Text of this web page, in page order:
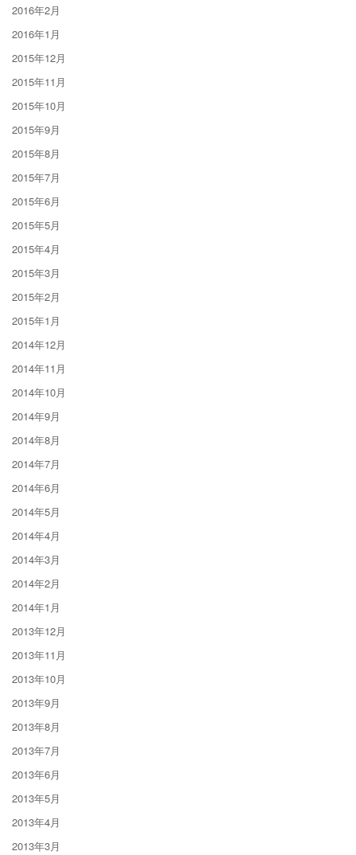
2016年2月
2016年1月
2015年12月
2015年11月
2015年10月
2015年9月
2015年8月
2015年7月
2015年6月
2015年5月
2015年4月
2015年3月
2015年2月
2015年1月
2014年12月
2014年11月
2014年10月
2014年9月
2014年8月
2014年7月
2014年6月
2014年5月
2014年4月
2014年3月
2014年2月
2014年1月
2013年12月
2013年11月
2013年10月
2013年9月
2013年8月
2013年7月
2013年6月
2013年5月
2013年4月
2013年3月